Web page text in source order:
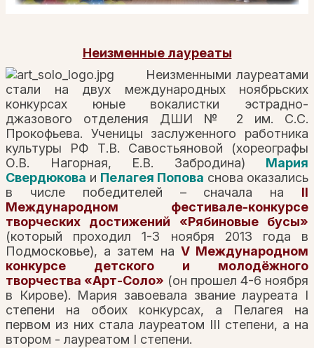
Неизменные лауреаты
Неизменными лауреатами
стали на двух международных ноябрьских
конкурсах юные вокалистки эстрадно-
джазового отделения ДШИ № 2 им. С.С.
Прокофьева. Ученицы заслуженного работника
культуры РФ Т.В. Савостьяновой (хореографы
О.В. Нагорная, Е.В. Забродина) Мария
Свердюкова и Пелагея Попова снова оказались
в числе победителей – сначала на II
Международном фестивале-конкурсе
творческих достижений «Рябиновые бусы»
(который проходил 1-3 ноября 2013 года в
Подмосковье), а затем на V Международном
конкурсе детского и молодёжного
творчества «Арт-Соло» (он прошел 4-6 ноября
в Кирове). Мария завоевала звание лауреата I
степени на обоих конкурсах, а Пелагея на
первом из них стала лауреатом III степени, а на
втором - лауреатом I степени.